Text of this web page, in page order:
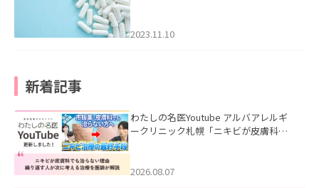
2023.11.10
新着記事
わたしの名医Youtube アルバアレルギ
ークリニック札幌「ニキビが皮膚科で
ました。
2026.08.07